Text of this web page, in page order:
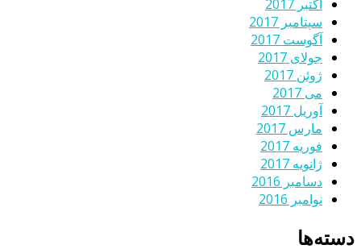
اکتبر 2017
سپتامبر 2017
آگوست 2017
جولای 2017
ژوئن 2017
می 2017
آوریل 2017
مارس 2017
فوریه 2017
ژانویه 2017
دسامبر 2016
نوامبر 2016
دسته‌ها